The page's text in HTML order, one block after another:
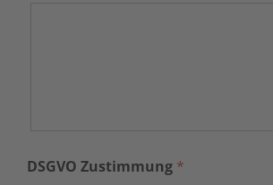
DSGVO Zustimmung *